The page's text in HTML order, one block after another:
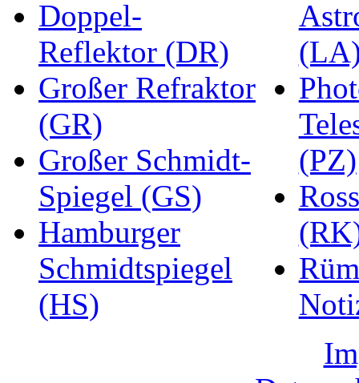
Doppel-
Reflektor (DR)
Großer Refraktor
(GR)
Großer Schmidt-
Spiegel (GS)
Hamburger
Schmidtspiegel
(HS)
(PZ)